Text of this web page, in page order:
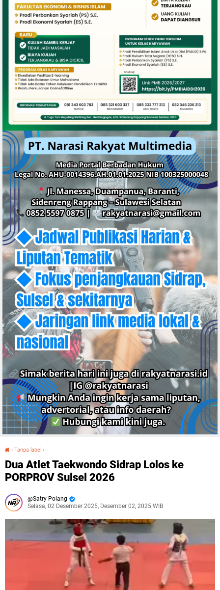
› Tanpa label ›
Dua Atlet Taekwondo Sidrap Lolos ke
PORPROV Sulsel 2026
Satry Polang
Selasa, 02 Desember 2025, Desember 02, 2025 WIB